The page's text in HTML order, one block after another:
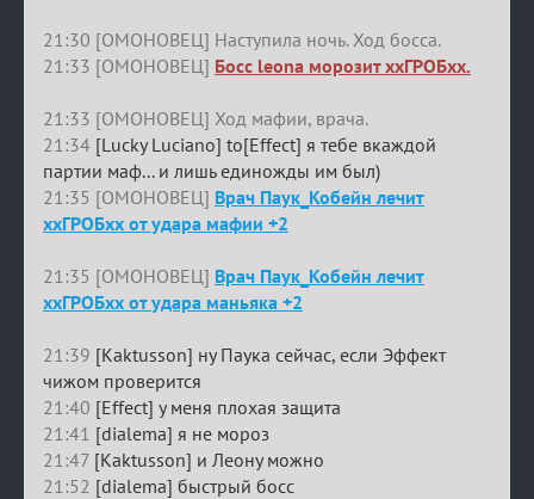
21:30 [ОМОНОВЕЦ] Наступила ночь. Ход босса.
21:33 [ОМОНОВЕЦ] Босс leona морозит ххГРОБхх.
21:33 [ОМОНОВЕЦ] Ход мафии, врача.
21:34 [Lucky Luciano] to[Effect] я тебе вкаждой
партии маф... и лишь единожды им был)
21:35 [ОМОНОВЕЦ] Врач Паук_Кобейн лечит
ххГРОБхх от удара мафии +2
21:35 [ОМОНОВЕЦ] Врач Паук_Кобейн лечит
ххГРОБхх от удара маньяка +2
21:39 [Kaktusson] ну Паука сейчас, если Эффект
чижом проверится
21:40 [Effect] у меня плохая защита
21:41 [dialema] я не мороз
21:47 [Kaktusson] и Леону можно
21:52 [dialema] быстрый босс